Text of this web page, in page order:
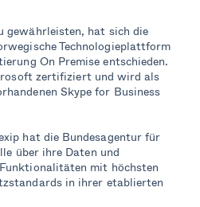
gewährleisten, hat sich die
Technologieplattform
On Premise entschieden.
zertifiziert und wird als
Skype for Business
hat die Bundesagentur für
über ihre Daten und
mit höchsten
in ihrer etablierten